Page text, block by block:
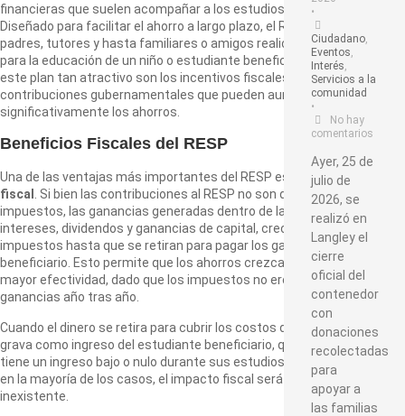
•
Ciudadano,
Eventos,
Interés,
Servicios a la
comunidad
•
No hay
comentarios
Ayer, 25 de
julio de
2026, se
realizó en
Langley el
cierre
oficial del
contenedor
con
donaciones
recolectadas
para
apoyar a
las familias
financieras que suelen acompañar a los estudios postsecundarios.
Diseñado para facilitar el ahorro a largo plazo, el RESP permite que los
padres, tutores y hasta familiares o amigos realicen contribuciones
para la educación de un niño o estudiante beneficiario. Lo que hace
este plan tan atractivo son los incentivos fiscales y las
contribuciones gubernamentales que pueden aumentar
significativamente los ahorros.
Beneficios Fiscales del RESP
Una de las ventajas más importantes del RESP es su
eficiencia
fiscal . Si bien las contribuciones al RESP no son deducibles de
impuestos, las ganancias generadas dentro de la cuenta, como
intereses, dividendos y ganancias de capital, crecen libres de
impuestos hasta que se retiran para pagar los gastos educativos del
beneficiario. Esto permite que los ahorros crezcan más rápido y con
mayor efectividad, dado que los impuestos no erosionan las
ganancias año tras año.
Cuando el dinero se retira para cubrir los costos de educación, se
grava como ingreso del estudiante beneficiario, quien generalmente
tiene un ingreso bajo o nulo durante sus estudios. Esto significa que,
en la mayoría de los casos, el impacto fiscal será mínimo o
inexistente.